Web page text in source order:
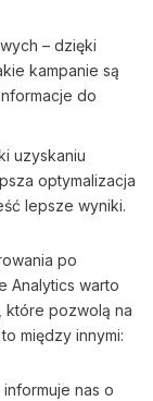
– dzięki
kampanie są
do
uzyskaniu
optymalizacja
lepsze wyniki.
po
Analytics warto
które pozwolą na
między innymi:
nas o